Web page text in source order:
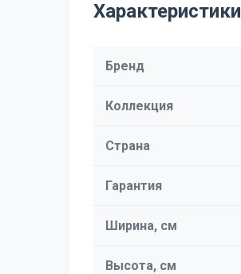
Характеристики
Бренд
Коллекция
Страна
Гарантия
Ширина, см
Высота, см